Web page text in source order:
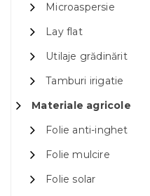
Microaspersie
Lay flat
Utilaje grădinărit
Tamburi irigatie
Materiale agricole
Folie anti-inghet
Folie mulcire
Folie solar